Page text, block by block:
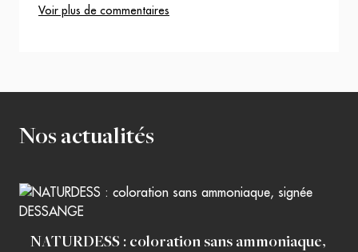
Voir plus de commentaires
Nos actualités
NATURDESS : coloration sans ammoniaque,